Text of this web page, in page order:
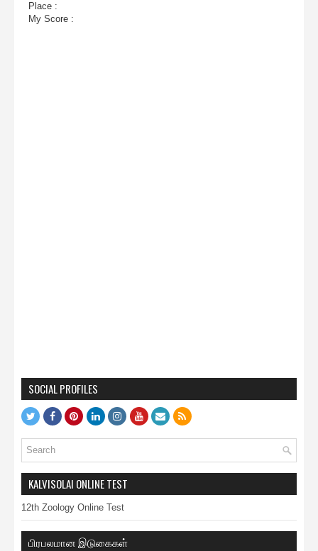
Place :
My Score :
SOCIAL PROFILES
KALVISOLAI ONLINE TEST
12th Zoology Online Test
பிரபலமான இடுகைகள்